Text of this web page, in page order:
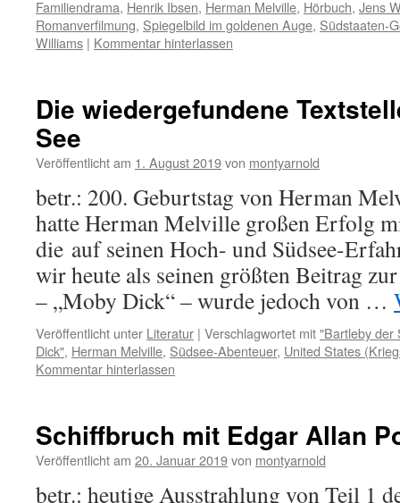
Familiendrama, Henrik Ibsen, Herman Melville, Hörbuch, Jens
Romanverfilmung, Spiegelbild im goldenen Auge, Südstaaten-
Williams | Kommentar hinterlassen
Die wiedergefundene
See
Veröffentlicht am 1. August 2019von montyarnold
betr.: 200. Geburtstag von Herman
hatte Herman Melville großen Erfolg
die auf seinen Hoch- und Südsee-
wir heute als seinen größten Beitrag
– „Moby Dick“ – wurde jedoch von …
Veröffentlicht unter Literatur | Verschlagwortet mit"Bartleby der
Dick", Herman Melville, Südsee-Abenteuer, United States
Kommentar hinterlassen
Schiffbruch mit Edgar Allan
Veröffentlicht am 20. Januar 2019von montyarnold
betr.: heutige Ausstrahlung von Teil 1